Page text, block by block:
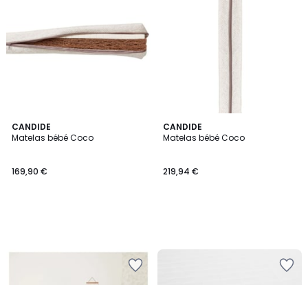
CANDIDE
Matelas bébé Coco
169,90 €
CANDIDE
Matelas bébé Coco
219,94 €